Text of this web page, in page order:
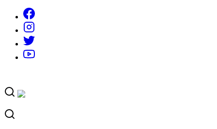
content